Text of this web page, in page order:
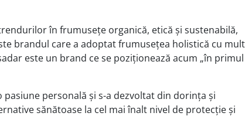
în frumusețe organică, etică și sustenabilă,
brandul care a adoptat frumusețea holistică cu mult
este un brand ce se poziționează acum „în primul
pasiune personală și s-a dezvoltat din dorința și
sănătoase la cel mai înalt nivel de protecție și